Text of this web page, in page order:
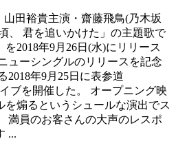
山田裕貴主演・齋藤飛鳥(乃木坂
、 君を追いかけた」の主題歌で
2018年9月26日(水)にリリース
ューシングルのリリースを記念
2018年9月25日に表参道
ブを開催した。 オープニング映
煽るというシュールな演出でス
満員のお客さんの大声のレスポ
...